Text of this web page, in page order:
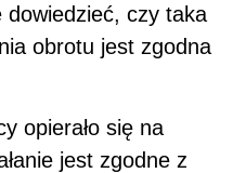
dowiedzieć, czy taka
obrotu jest zgodna
opierało się na
jest zgodne z